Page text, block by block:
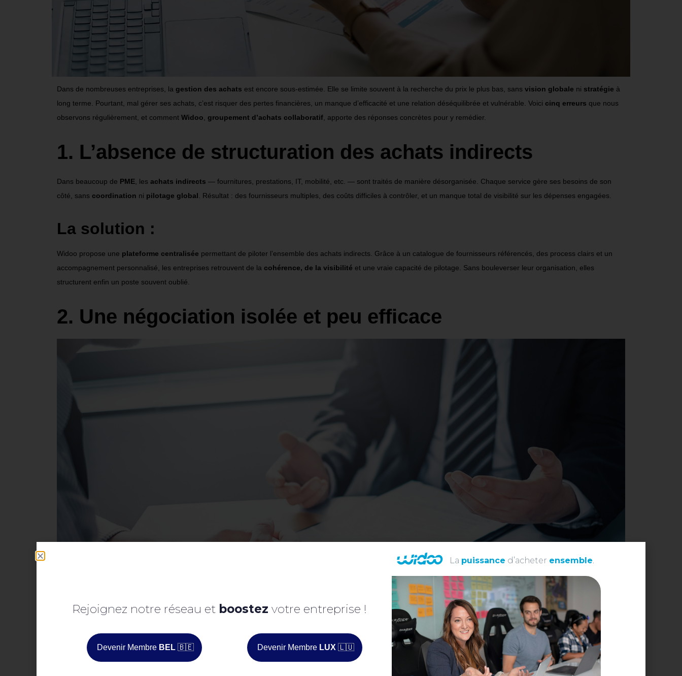
Dans de nombreuses entreprises, la gestion des achats est encore sous-estimée. Elle se limite souvent à la recherche du prix le plus bas, sans vision globale ni stratégie à
long terme. Pourtant, mal gérer ses achats, c’est risquer des pertes financières, un manque d’efficacité et une relation déséquilibrée et vulnérable . Voici cinq erreurs que nous
observons régulièrement, et comment Widoo groupement d’achats collaboratif , apporte des réponses concrètes pour y remédier.
1. L’absence de structuration des achats indirects
Dans beaucoup de PME , les achats indirects — fournitures, prestations, IT, mobilité, etc. — sont traités de manière désorganisée. Chaque service gère ses besoins de son
côté, sans coordination ni pilotage global . Résultat : des fournisseurs multiples, des coûts difficiles à contrôler, et un manque total de visibilité sur les dépenses engagées.
La solution :
Widoo propose une plateforme centralisée permettant de piloter l’ensemble des achats indirects. Grâce à un catalogue de fournisseurs référencés, des process clairs et un
accompagnement personnalisé, les entreprises retrouvent de la cohérence, de la visibilité et une vraie capacité de pilotage. Sans bouleverser leur organisation, elles
structurent enfin un poste souvent oublié.
2. Une négociation isolée et peu efficace
Négocier seul face à un fournisseur limite fortement votre pouvoir de négociation. Faute de volume, les ETI
obtiennent des conditions standard, rarement compétitives.
Rejoignez notre réseau et boostez votre entreprise !
Devenir Membre BEL 🇧🇪 Devenir Membre LUX 🇱🇺
La puissance d’acheter ensemble.